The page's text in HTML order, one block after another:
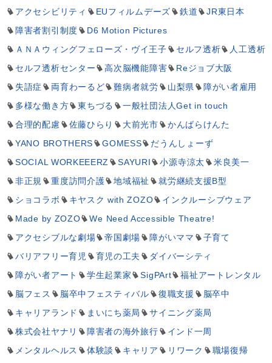
アクセシビリティ
EUフィルムデーズ 鉄道
JR東日本
障害者割引制度
D6 Motion Pictures
ＡＮＡウィングフェローズ・ヴイ王子
セルフ透析
人工透析
セルフ透析センター
高次脳機能障害
Reジョブ大阪
失語症
両育わーるど 難病者就労 山梨県
障がい者雇用
多様な働き方
東ちづる
一般社団法人Get in touch
合理的配慮
佐藤ひらり 大前光市
かんばらけんた
YANO BROTHERS
GOMESS
だうんしょーず
SOCIAL WORKEEERZ
SAYURI 小源寺涼太
米良美一
非正規
重度訪問介護 地域福祉
就労継続支援B型
ショコラボ
キヤスク with ZOZO
インクルーシブウェア
Made by ZOZO
We Need Accessible Theatre!
アクセシブルな劇場
帝国劇場 障がいママ
子育て
バリアフリー育児
育児の工夫
ダイバーシティ
障がい者アート
学生起業家 SigPArt
福祉アートレンタル
脳フェス
脳卒中フェスティバル 復職支援
脳卒中
キャリアランド
まいにち薬局
サイニング薬局
株式会社ヤナリ
障害者の海外旅行
インド一周
メンタルヘルス
体験談 キャリア リワーク
職場復帰